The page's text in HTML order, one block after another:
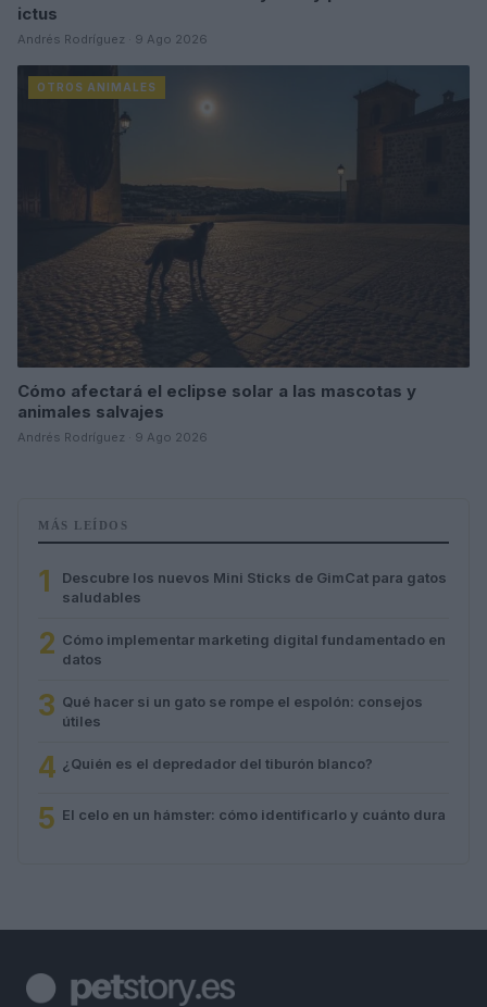
ictus
Andrés Rodríguez · 9 Ago 2026
OTROS ANIMALES
Cómo afectará el eclipse solar a las mascotas y
animales salvajes
Andrés Rodríguez · 9 Ago 2026
MÁS LEÍDOS
1
Descubre los nuevos Mini Sticks de GimCat para gatos
saludables
2 Cómo implementar marketing digital fundamentado en
datos
3 Qué hacer si un gato se rompe el espolón: consejos
útiles
4 ¿Quién es el depredador del tiburón blanco?
5 El celo en un hámster: cómo identificarlo y cuánto dura